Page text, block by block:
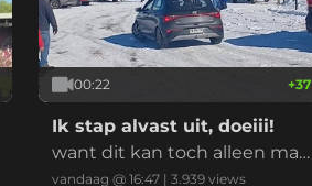
00:22 +37
Ik stap alvast uit, doeiii!
want dit kan toch alleen maa
r fout gaan?!
vandaag @ 16:47 |3.939 views